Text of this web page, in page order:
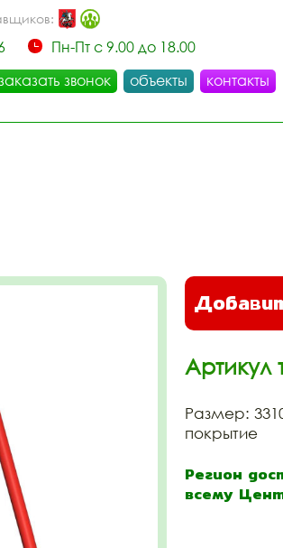
Пн-Пт с 9.00 до 18.00
звонок объекты контакты
Артикул
Размер:
покрытие
Регион
всему